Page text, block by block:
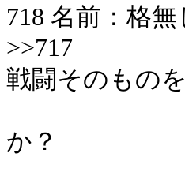
718 名前：格
>>717
戦闘そのもの
か？